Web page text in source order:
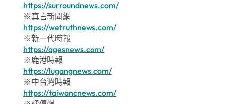
https://surroundnews.com/
※真言新聞網
https://wetruthnews.com/
※新一代時報
https://agesnews.com/
※鹿港時報
https://lugangnews.com/
※中台灣時報
https://taiwancnews.com/